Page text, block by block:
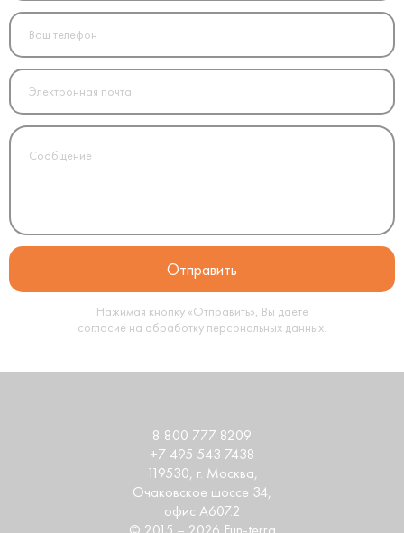
Нажимая кнопку «Отправить», Вы даете
согласие на обработку персональных данных.
119530, г. Москва,
Очаковское шоссе 34,
офис А607.2
8 800 777 8209
+7 495 543 7438